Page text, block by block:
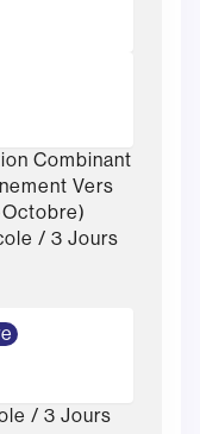
Combinant
Vers
/ 3 Jours
/ 3 Jours